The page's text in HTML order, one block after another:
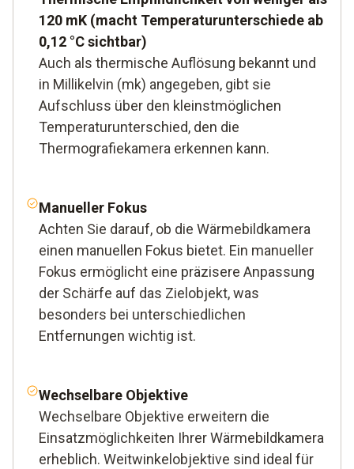
120 mK (macht Temperaturunterschiede ab
0,12 °C sichtbar)
Auch als thermische Auflösung bekannt und
in Millikelvin (mk) angegeben, gibt sie
Aufschluss über den kleinstmöglichen
Temperaturunterschied, den die
Thermografiekamera erkennen kann.
Manueller Fokus
Achten Sie darauf, ob die Wärmebildkamera
einen manuellen Fokus bietet. Ein manueller
Fokus ermöglicht eine präzisere Anpassung
der Schärfe auf das Zielobjekt, was
besonders bei unterschiedlichen
Entfernungen wichtig ist.
Wechselbare Objektive
Wechselbare Objektive erweitern die
Einsatzmöglichkeiten Ihrer Wärmebildkamera
erheblich. Weitwinkelobjektive sind ideal für